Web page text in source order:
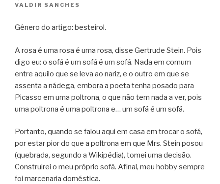
VALDIR SANCHES
Gênero do artigo: besteirol.
A rosa é uma rosa é uma rosa, disse Gertrude Stein. Pois
digo eu: o sofá é um sofá é um sofá. Nada em comum
entre aquilo que se leva ao nariz, e o outro em que se
assenta a nádega, embora a poeta tenha posado para
Picasso em uma poltrona, o que não tem nada a ver, pois
uma poltrona é uma poltrona e… um sofá é um sofá.
Portanto, quando se falou aqui em casa em trocar o sofá,
por estar pior do que a poltrona em que Mrs. Stein posou
(quebrada, segundo a Wikipédia), tomei uma decisão.
Construirei o meu próprio sofá. Afinal, meu hobby sempre
foi marcenaria doméstica.